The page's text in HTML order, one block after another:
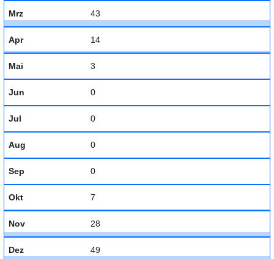
Mrz 43
Apr 14
Mai 3
Jun 0
Jul 0
Aug 0
Sep 0
Okt 7
Nov 28
Dez 49